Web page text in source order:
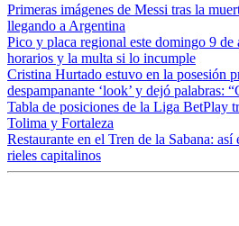
Primeras imágenes de Messi tras la
llegando a Argentina
Pico y placa regional este domingo 9 de
horarios y la multa si lo incumple
Cristina Hurtado estuvo en la posesión
despampanante ‘look’ y dejó palabras:
Tabla de posiciones de la Liga BetPlay
Tolima y Fortaleza
Restaurante en el Tren de la Sabana:
rieles capitalinos